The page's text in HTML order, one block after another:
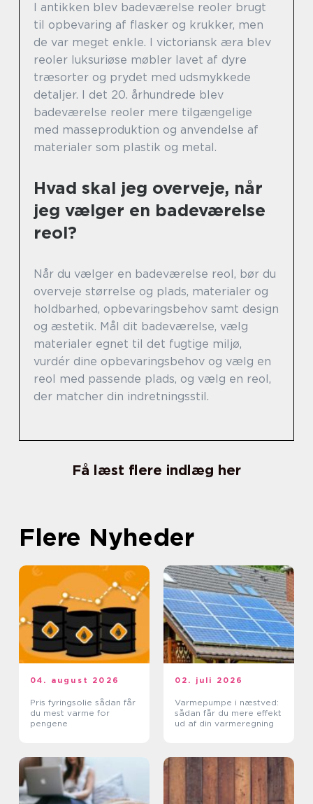
I antikken blev badeværelse reoler brugt
til opbevaring af flasker og krukker, men
de var meget enkle. I victoriansk æra blev
reoler luksuriøse møbler lavet af dyre
træsorter og prydet med udsmykkede
detaljer. I det 20. århundrede blev
badeværelse reoler mere tilgængelige
med masseproduktion og anvendelse af
materialer som plastik og metal.
Hvad skal jeg overveje, når
jeg vælger en badeværelse
reol?
Når du vælger en badeværelse reol, bør du
overveje størrelse og plads, materialer og
holdbarhed, opbevaringsbehov samt design
og æstetik. Mål dit badeværelse, vælg
materialer egnet til det fugtige miljø,
vurdér dine opbevaringsbehov og vælg en
reol med passende plads, og vælg en reol,
der matcher din indretningsstil.
Få læst flere indlæg her
Flere Nyheder
04. august 2026
Pris fyringsolie sådan får
du mest varme for
pengene
02. juli 2026
Varmepumpe i næstved:
sådan får du mere effekt
ud af din varmeregning